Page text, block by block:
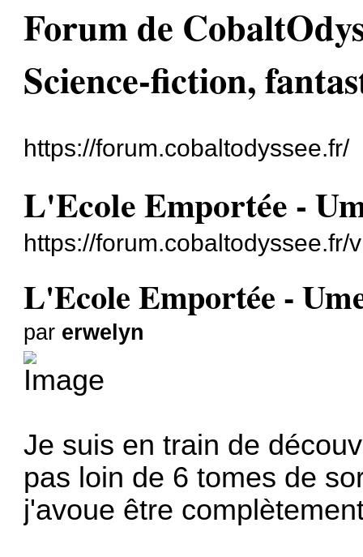
Forum de
Science-fiction,
https://forum.cobaltodyssee.fr/
L'Ecole Emportée -
https://
L'Ecole Emportée -
par erwelyn
Je suis en train de
pas loin de 6 tomes de
j'avoue être